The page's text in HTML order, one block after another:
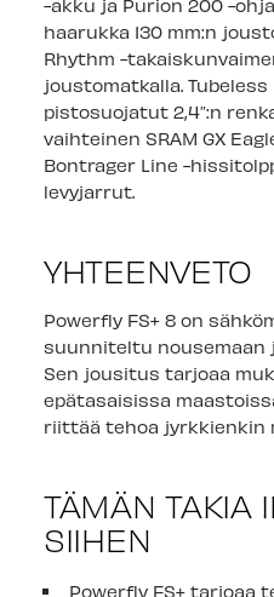
haarukka 130 mm:n
Rhythm -
joustomatkalla. Tubeless
pistosuojatut 2,4″:n
vaihteinen SRAM GX
Bontrager Line -
levyjarrut.
YHTEENVETO
Powerfly FS+ 8 on
suunniteltu nousemaan
Sen jousitus tarjoaa
epätasaisissa
riittää tehoa jyrkkienkin
TÄMÄN TAKIA
SIIHEN
Powerfly FS+ tarjoaa